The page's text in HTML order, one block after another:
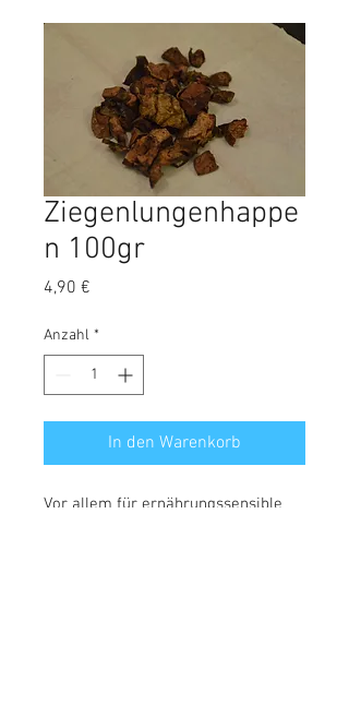
Ziegenlungenhappe
n 100gr
4,90 €
Anzahl *
In den Warenkorb
Vor allem für ernährungssensible